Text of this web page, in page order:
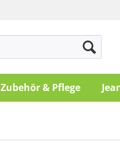
Zubehör & Pflege